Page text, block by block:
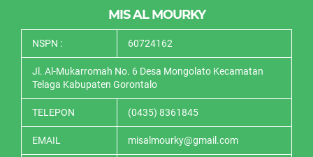
MIS AL MOURKY
NSPN : 60724162
Jl. Al-Mukarromah No. 6 Desa Mongolato Kecamatan
Telaga Kabupaten Gorontalo
TELEPON (0435) 8361845
EMAIL misalmourky@gmail.com